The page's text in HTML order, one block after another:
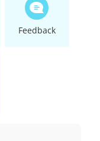
Feedback